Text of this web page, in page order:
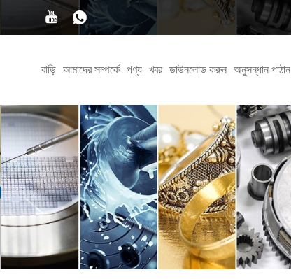
বাড়ি আমাদের সম্পর্কে পণ্য খবর ডাউনলোড করুন অনুসন্ধান পাঠান